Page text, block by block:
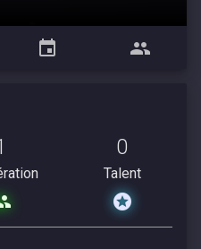
0
Talent